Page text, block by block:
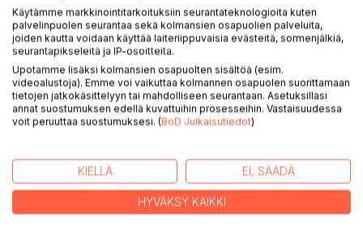
KUVAUS
Valkopääkotka laskeutui porraskaiteelle.
Sonati on kiehtova kokoelma proosarunoja, joka vie lukijan
Käytämme markkinointitarkoituksiin seurantateknologioita kuten
palvelinpuolen seurantaa sekä kolmansien osapuolien palveluita,
joiden kautta voidaan käyttää laiteriippuvaisia evästeitä, sormenjälkiä,
seurantapikseleitä ja IP-osoitteita.
Upotamme lisäksi kolmansien osapuolten sisältöä (esim.
videoalustoja). Emme voi vaikuttaa kolmannen osapuolen suorittamaan
tietojen jatkokäsittelyyn tai mahdolliseen seurantaan. Asetuksillasi
annat suostumuksen edellä kuvattuihin prosesseihin. Vastaisuudessa
voit peruuttaa suostumuksesi. (BoD Julkaisutiedot)
KIELLÄ EI, SÄÄDÄ
HYVÄKSY KAIKKI